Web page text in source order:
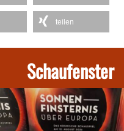
teilen
Schaufenster